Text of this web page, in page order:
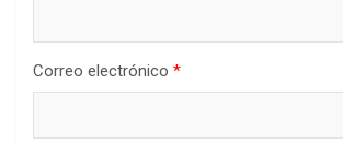
Correo electrónico *